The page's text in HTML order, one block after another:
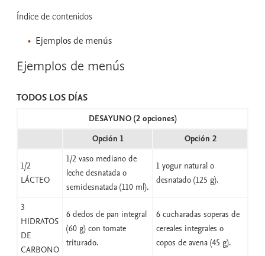
Índice de contenidos
Ejemplos de menús
Ejemplos de menús
TODOS LOS DÍAS
DESAYUNO (2 opciones)
Opción 1
Opción 2
1/2
LÁCTEO
1/2 vaso mediano de
leche desnatada o
semidesnatada (110 ml).
1 yogur natural o
desnatado (125 g).
3
HIDRATOS
DE
CARBONO
6 dedos de pan integral
(60 g) con tomate
triturado.
6 cucharadas soperas de
cereales integrales o
copos de avena (45 g).